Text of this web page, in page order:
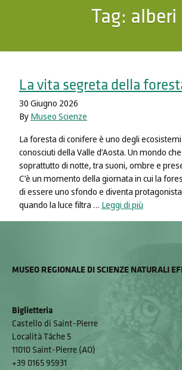
Tag: alberi
La vita segreta della
30 Giugno 2026
ByMuseo Scienze
La foresta di conifere è uno degli
conosciuti della Valle d’Aosta. Un mondo
soprattutto di notte, tra suoni, ombre e
C’è un momento della giornata in cui la
di essere uno sfondo e diventa
quando la luce filtra … Leggi di più
MUSEO REGIONALE DI SCIENZE NATURALI
Biglietteria
Castello di Saint-Pierre
Località Tâche 5
11010 Saint-Pierre (AO)
+39 0165 95931